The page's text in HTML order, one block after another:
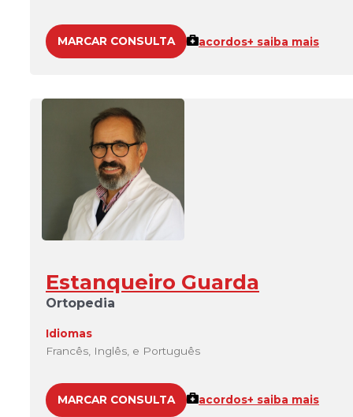
MARCAR CONSULTA acordos+ saiba mais
Estanqueiro Guarda
Ortopedia
Idiomas
Francês, Inglês, e Português
MARCAR CONSULTA acordos+ saiba mais